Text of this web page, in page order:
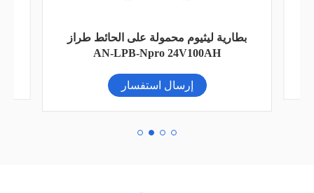
بطارية ليثيوم محمولة على الحائط طراز
AN-LPB-Npro 24V100AH
إرسال استفسار